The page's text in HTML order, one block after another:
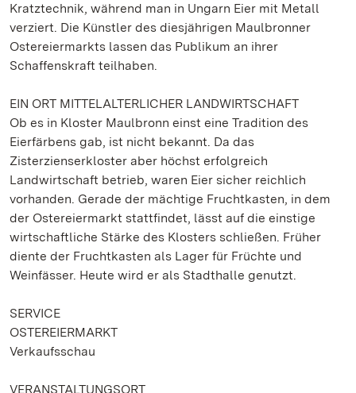
Kratztechnik, während man in Ungarn Eier mit Metall
verziert. Die Künstler des diesjährigen Maulbronner
Ostereiermarkts lassen das Publikum an ihrer
Schaffenskraft teilhaben.
EIN ORT MITTELALTERLICHER LANDWIRTSCHAFT
Ob es in Kloster Maulbronn einst eine Tradition des
Eierfärbens gab, ist nicht bekannt. Da das
Zisterzienserkloster aber höchst erfolgreich
Landwirtschaft betrieb, waren Eier sicher reichlich
vorhanden. Gerade der mächtige Fruchtkasten, in dem
der Ostereiermarkt stattfindet, lässt auf die einstige
wirtschaftliche Stärke des Klosters schließen. Früher
diente der Fruchtkasten als Lager für Früchte und
Weinfässer. Heute wird er als Stadthalle genutzt.
SERVICE
OSTEREIERMARKT
Verkaufsschau
VERANSTALTUNGSORT